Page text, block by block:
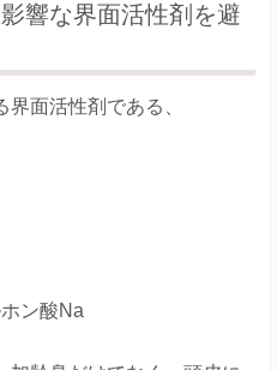
響な界面活性剤を避
面活性剤である、
ン酸Na